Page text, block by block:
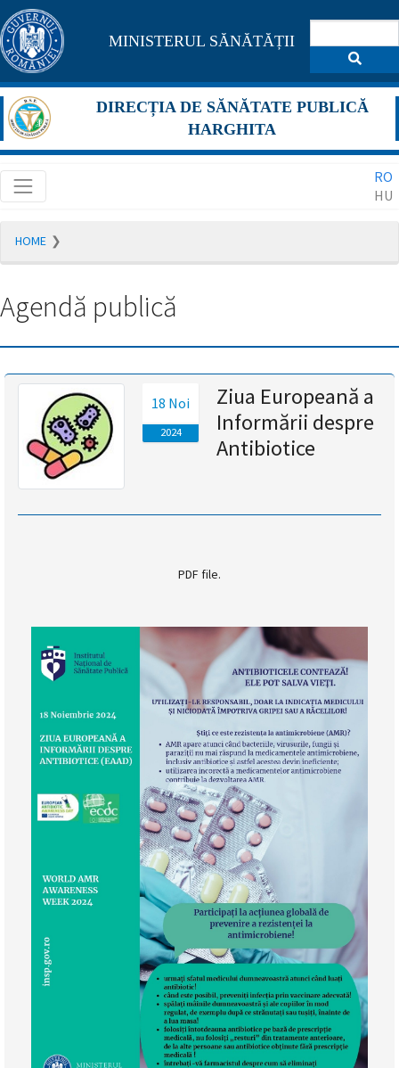
Pagina
maghiară
se
află
în
construcție
Redirecționare
română
în
secunde.
magyar
nyelvű
oldal
van
Átiranyítás
másodpercen
MINISTERUL SĂNĂTĂȚII
DIRECȚIA DE SĂNĂTATE PUBLICĂ
HARGHITA
RO
HU
HOME
Agendă publică
18 Noi
2024
Ziua Europeană a
Informării despre
Antibiotice
PDF file.